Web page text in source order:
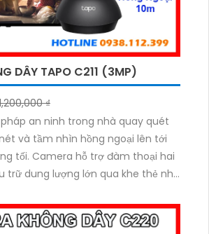
DÂY TAPO C211 (3MP)
₫
pháp an ninh trong nhà quay quét
và tầm nhìn hồng ngoại lên tới
tối. Camera hỗ trợ đàm thoại hai
trữ dung lượng lớn qua khe thẻ nhớ
xảy ra, camera lập tức gửi thông
giúp bạn chủ động bảo vệ tổ ấm